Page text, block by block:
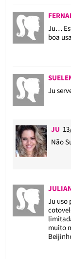
Ju…
boa
Ju
JU
Não
Ju uso
muito